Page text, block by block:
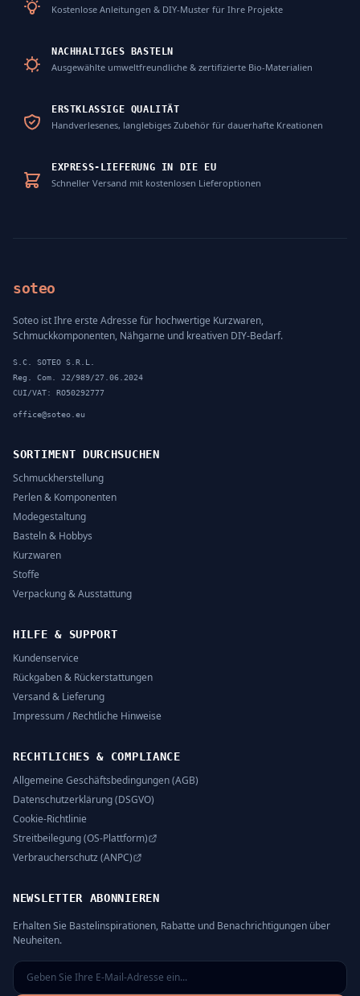
Kostenlose Anleitungen & DIY-Muster für Ihre Projekte
NACHHALTIGES BASTELN
Ausgewählte umweltfreundliche & zertifizierte Bio-Materialien
ERSTKLASSIGE QUALITÄT
Handverlesenes, langlebiges Zubehör für dauerhafte Kreationen
EXPRESS-LIEFERUNG IN DIE EU
Schneller Versand mit kostenlosen Lieferoptionen
soteo
Soteo ist Ihre erste Adresse für hochwertige Kurzwaren,
Schmuckkomponenten, Nähgarne und kreativen DIY-Bedarf.
S.C. SOTEO S.R.L.
Reg. Com. J2/989/27.06.2024
CUI/VAT: RO50292777
office@soteo.eu
SORTIMENT DURCHSUCHEN
Schmuckherstellung
Perlen & Komponenten
Modegestaltung
Basteln & Hobbys
Kurzwaren
Stoffe
Verpackung & Ausstattung
HILFE & SUPPORT
Kundenservice
Rückgaben & Rückerstattungen
Versand & Lieferung
Impressum / Rechtliche Hinweise
RECHTLICHES & COMPLIANCE
Allgemeine Geschäftsbedingungen (AGB)
Datenschutzerklärung (DSGVO)
Cookie-Richtlinie
Streitbeilegung (OS-Plattform)
Verbraucherschutz (ANPC)
NEWSLETTER ABONNIEREN
Erhalten Sie Bastelinspirationen, Rabatte und Benachrichtigungen über
Neuheiten.